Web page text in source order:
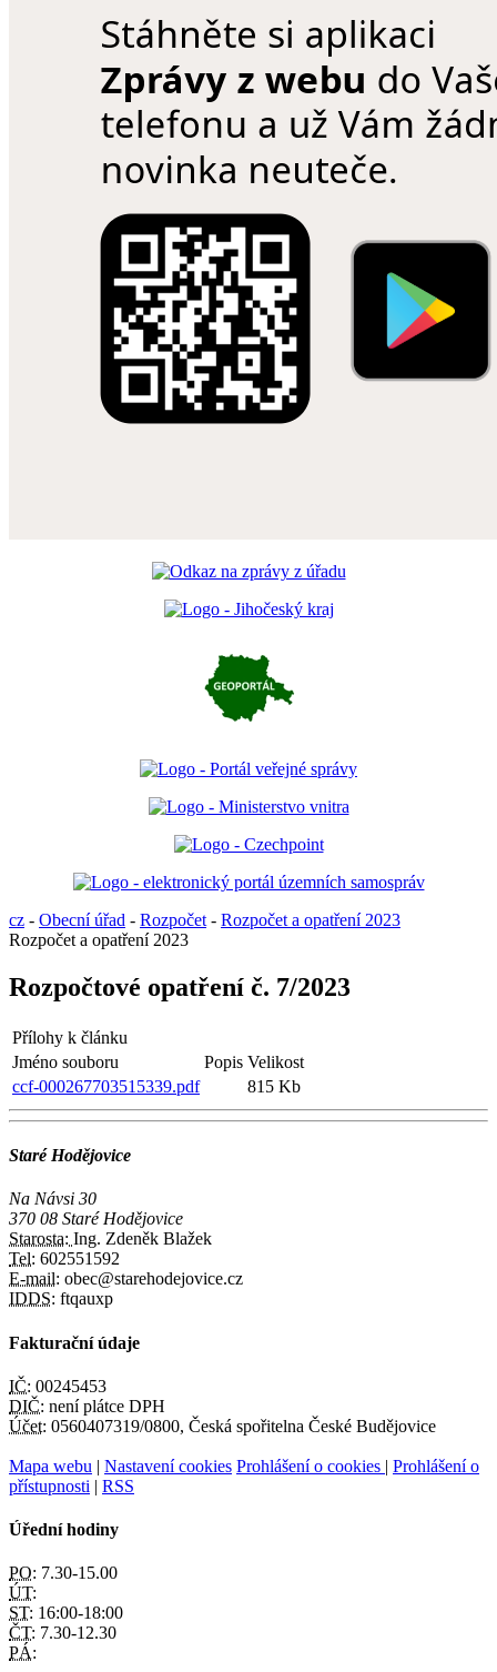
cz - Obecní úřad - Rozpočet - Rozpočet a opatření 2023
Rozpočet a opatření 2023
Rozpočtové opatření č. 7/2023
Přílohy k článku
Jméno souboru
Popis Velikost
ccf-000267703515339.pdf
815 Kb
Staré Hodějovice
Na Návsi 30
370 08 Staré Hodějovice
Starosta: Ing. Zdeněk Blažek
Tel: 602551592
E-mail: obec@starehodejovice.cz
IDDS: ftqauxp
Fakturační údaje
IČ: 00245453
DIČ: není plátce DPH
Účet: 0560407319/0800, Česká spořitelna České Budějovice
Mapa webu | Nastavení cookies Prohlášení o cookies | Prohlášení o
přístupnosti | RSS
Úřední hodiny
PO: 7.30-15.00
ÚT:
ST: 16:00-18:00
ČT: 7.30-12.30
PÁ: